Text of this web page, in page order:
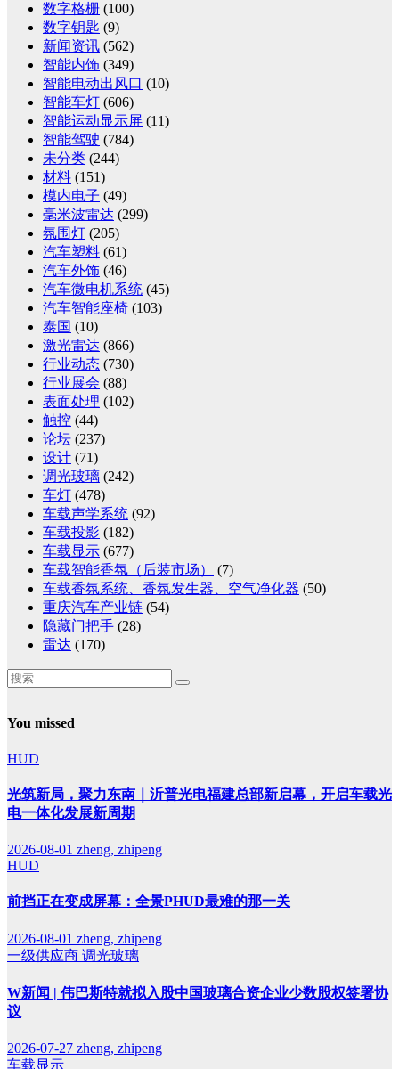
数字格栅 (100)
数字钥匙 (9)
新闻资讯 (562)
智能内饰 (349)
智能电动出风口 (10)
智能车灯 (606)
智能运动显示屏 (11)
智能驾驶 (784)
未分类 (244)
材料 (151)
模内电子 (49)
毫米波雷达 (299)
氛围灯 (205)
汽车塑料 (61)
汽车外饰 (46)
汽车微电机系统 (45)
汽车智能座椅 (103)
泰国 (10)
激光雷达 (866)
行业动态 (730)
行业展会 (88)
表面处理 (102)
触控 (44)
论坛 (237)
设计 (71)
调光玻璃 (242)
车灯 (478)
车载声学系统 (92)
车载投影 (182)
车载显示 (677)
车载智能香氛（后装市场）
(7)
车载香氛系统、香氛发生器、空气净化器 (50)
重庆汽车产业链 (54)
隐藏门把手 (28)
雷达 (170)
You missed
HUD
光筑新局，聚力东南｜沂普光电福建总部新启幕，开启车载光
电一体化发展新周期
2026-08-01 zheng, zhipeng
HUD
前挡正在变成屏幕：全景PHUD最难的那一关
2026-08-01 zheng, zhipeng
一级供应商 调光玻璃
W新闻 | 伟巴斯特就拟入股中国玻璃合资企业少数股权签署协
议
2026-07-27 zheng, zhipeng
车载显示